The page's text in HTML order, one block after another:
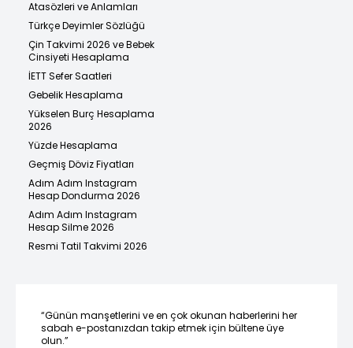
Atasözleri ve Anlamları
Türkçe Deyimler Sözlüğü
Çin Takvimi 2026 ve Bebek
Cinsiyeti Hesaplama
İETT Sefer Saatleri
Gebelik Hesaplama
Yükselen Burç Hesaplama
2026
Yüzde Hesaplama
Geçmiş Döviz Fiyatları
Adım Adım Instagram
Hesap Dondurma 2026
Adım Adım Instagram
Hesap Silme 2026
Resmi Tatil Takvimi 2026
“Günün manşetlerini ve en çok okunan haberlerini her
sabah e-postanızdan takip etmek için bültene üye
olun.”